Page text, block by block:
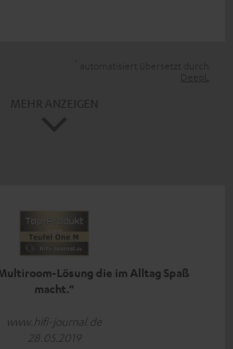
Lösung die im Alltag Spaß
macht.“
www.hifi-journal.de
28.05.2019